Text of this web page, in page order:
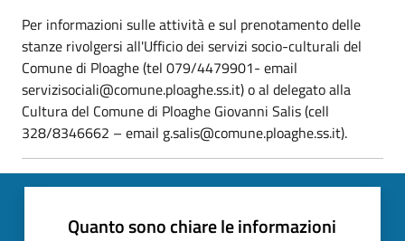
Per informazioni sulle attività e sul prenotamento delle
stanze rivolgersi all'Ufficio dei servizi socio-culturali del
Comune di Ploaghe (tel 079/4479901- email
servizisociali@comune.ploaghe.ss.it) o al delegato alla
Cultura del Comune di Ploaghe Giovanni Salis (cell
328/8346662 – email g.salis@comune.ploaghe.ss.it).
Quanto sono chiare le informazioni